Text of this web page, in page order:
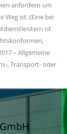
anfordern um
Weg ist. (Eine bei
ist
– Allgemeine
, Transport- oder